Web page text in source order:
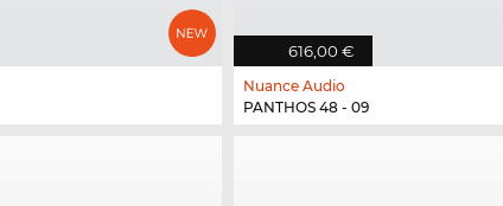
616,00 €
Nuance Audio
PANTHOS 48 - 09